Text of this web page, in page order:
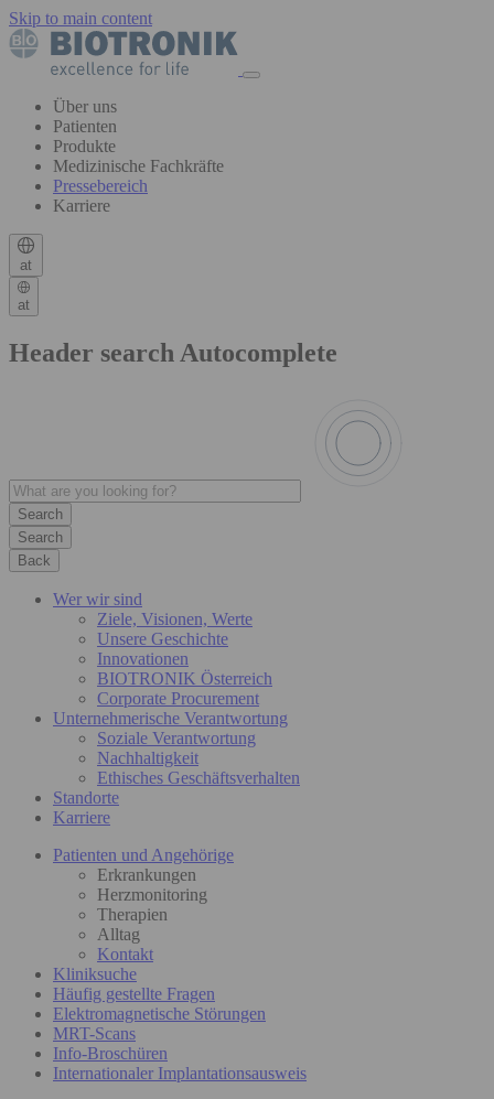
Skip to main content
Über uns
Patienten
Produkte
Medizinische Fachkräfte
Pressebereich
Karriere
at
at
Header search Autocomplete
Search
Back
Wer wir sind
Ziele, Visionen, Werte
Unsere Geschichte
Innovationen
BIOTRONIK Österreich
Corporate Procurement
Unternehmerische Verantwortung
Soziale Verantwortung
Nachhaltigkeit
Ethisches Geschäftsverhalten
Standorte
Karriere
Patienten und Angehörige
Erkrankungen
Herzmonitoring
Therapien
Alltag
Kontakt
Kliniksuche
Häufig gestellte Fragen
Elektromagnetische Störungen
MRT-Scans
Info-Broschüren
Internationaler Implantationsausweis